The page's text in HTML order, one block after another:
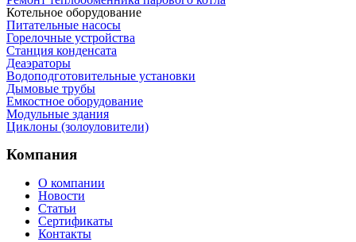
Котельное оборудование
Питательные насосы
Горелочные устройства
Станция конденсата
Деаэраторы
Водоподготовительные установки
Дымовые трубы
Емкостное оборудование
Mодульные здания
Циклоны (золоуловители)
Компания
О компании
Новости
Статьи
Сертификаты
Контакты